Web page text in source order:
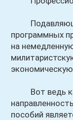
программных
на
Вот ведь
пособий